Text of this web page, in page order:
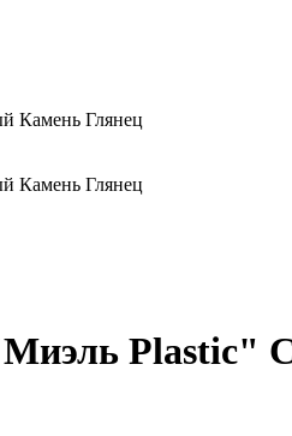
Камень Глянец
Камень Глянец
Plastic"